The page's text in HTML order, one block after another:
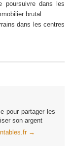
poursuivre dans les
brutal..
dans les centres
pour partager les
son argent
→